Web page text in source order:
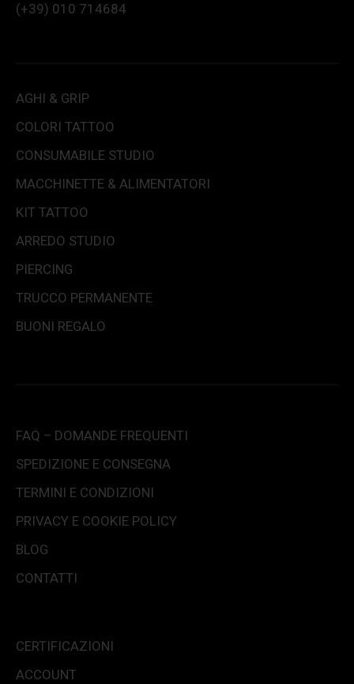
(+39) 010 714684
AGHI & GRIP
COLORI TATTOO
CONSUMABILE STUDIO
MACCHINETTE & ALIMENTATORI
KIT TATTOO
ARREDO STUDIO
PIERCING
TRUCCO PERMANENTE
BUONI REGALO
FAQ – DOMANDE FREQUENTI
SPEDIZIONE E CONSEGNA
TERMINI E CONDIZIONI
PRIVACY E COOKIE POLICY
BLOG
CONTATTI
CERTIFICAZIONI
ACCOUNT